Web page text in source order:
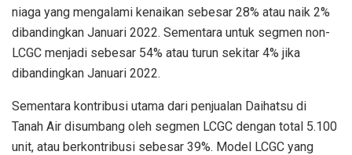
niaga yang mengalami kenaikan sebesar 28% atau naik 2%
dibandingkan Januari 2022. Sementara untuk segmen non-
LCGC menjadi sebesar 54% atau turun sekitar 4% jika
dibandingkan Januari 2022.
Sementara kontribusi utama dari penjualan Daihatsu di
Tanah Air disumbang oleh segmen LCGC dengan total 5.100
unit, atau berkontribusi sebesar 39%. Model LCGC yang